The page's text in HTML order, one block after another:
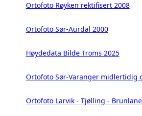
Ortofoto Røyken rektifisert 2008
Ortofoto Sør-Aurdal 2000
Høydedata Bilde Troms 2025
Ortofoto Sør-Varanger midlertidig
Ortofoto Larvik - Tjølling -